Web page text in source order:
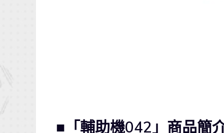
■「輔助機042」商品簡